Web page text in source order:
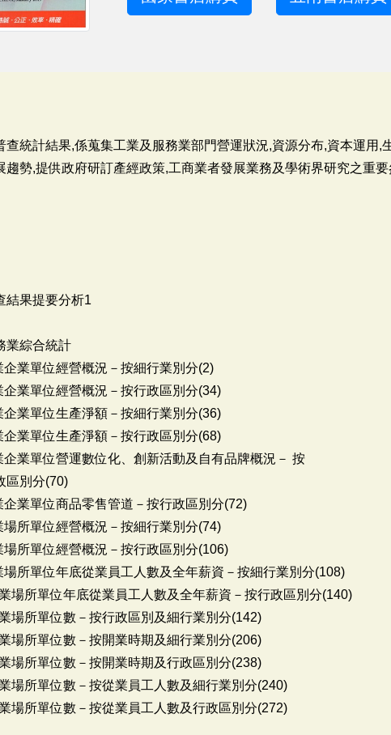
查統計結果,係蒐集工業及服務業部門營運狀況,資源分布,資本運用,
趨勢,提供政府研訂產經政策,工商業者發展業務及學術界研究之重要
結果提要分析1
業綜合統計
企業單位經營概況－按細行業別分(2)
企業單位經營概況－按行政區別分(34)
業單位生產淨額－按細行業別分(36)
業單位生產淨額－按行政區別分(68)
業單位營運數位化、創新活動及自有品牌概況－ 按
區別分(70)
業單位商品零售管道－按行政區別分(72)
所單位經營概況－按細行業別分(74)
所單位經營概況－按行政區別分(106)
所單位年底從業員工人數及全年薪資－按細行業別分(108)
場所單位年底從業員工人數及全年薪資－按行政區別分(140)
場所單位數－按行政區別及細行業別分(142)
場所單位數－按開業時期及細行業別分(206)
場所單位數－按開業時期及行政區別分(238)
場所單位數－按從業員工人數及細行業別分(240)
場所單位數－按從業員工人數及行政區別分(272)